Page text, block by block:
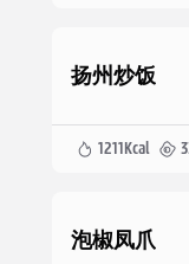
扬州炒饭
1211 Kcal
泡椒凤爪